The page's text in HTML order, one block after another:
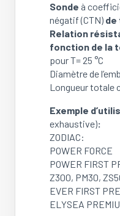
Sonde à
négatif (CTN) de
Relation
fonction de la
pour T= 25 °C
Diamètre de
Longueur totale
Exemple
exhaustive):
ZODIAC:
POWER FORCE
POWER FIRST
Z300, PM30,
EVER FIRST
ELYSEA